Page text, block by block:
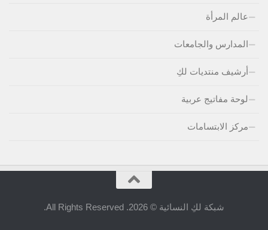
عالم المرأة
المدارس والجامعات
أرشيف منتديات لكِ
لوحة مفاتيج عربية
مركز الابتسامات
شبكة لكِ النسائية © 2026. All Rights Reserved.